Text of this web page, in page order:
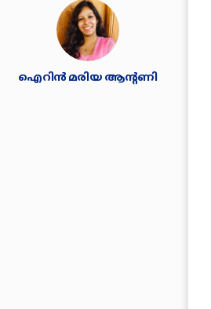
ഐറിന്‍ മരിയ ആന്റണി